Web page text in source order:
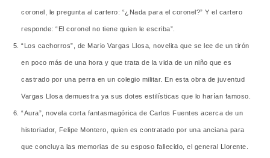
coronel, le pregunta al cartero: “¿Nada para el coronel?” Y el cartero
responde: “El coronel no tiene quien le escriba”.
“Los cachorros”, de Mario Vargas Llosa, novelita que se lee de un tirón
en poco más de una hora y que trata de la vida de un niño que es
castrado por una perra en un colegio militar. En esta obra de juventud
Vargas Llosa demuestra ya sus dotes estil ísticas que lo harían famoso.
“Aura”, novela corta fantasmagórica de Carlos Fuentes acerca de un
historiador, Felipe Montero, quien es contratado por una anciana para
que concluya las memorias de su esposo fallecido, el general Llorente.